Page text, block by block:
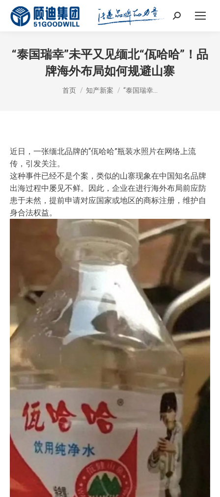
Search:
“泰国瑞幸”未平又见缅北“佤哈哈”！品
牌海外布局如何规避山寨
您在这里：
首页 知产新案 “泰国瑞幸…
近日，一张缅北品牌的“佤哈哈”瓶装水照片在网络上流
传，引发关注。
这种事件已经不是个案，类似的山寨现象在中国知名品牌
出海过程中屡见不鲜。因此，企业在进行海外布局前应防
患于未然，提前申请对应国家或地区的商标注册，维护自
身合法权益。